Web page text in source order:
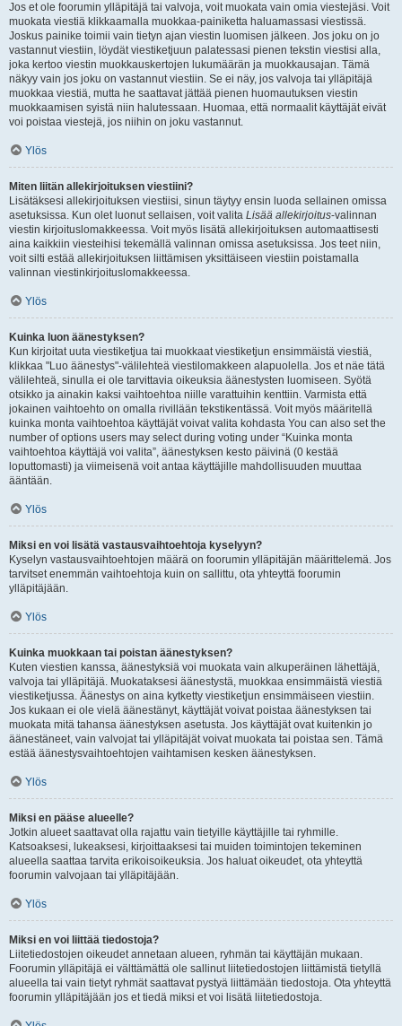
Jos et ole foorumin ylläpitäjä tai valvoja, voit muokata vain omia viestejäsi. Voit
muokata viestiä klikkaamalla muokkaa-painiketta haluamassasi viestissä.
Joskus painike toimii vain tietyn ajan viestin luomisen jälkeen. Jos joku on jo
vastannut viestiin, löydät viestiketjuun palatessasi pienen tekstin viestisi alla,
joka kertoo viestin muokkauskertojen lukumäärän ja muokkausajan. Tämä
näkyy vain jos joku on vastannut viestiin. Se ei näy, jos valvoja tai ylläpitäjä
muokkaa viestiä, mutta he saattavat jättää pienen huomautuksen viestin
muokkaamisen syistä niin halutessaan. Huomaa, että normaalit käyttäjät eivät
voi poistaa viestejä, jos niihin on joku vastannut.
Ylös
Miten liitän allekirjoituksen viestiini?
Lisätäksesi allekirjoituksen viestiisi, sinun täytyy ensin luoda sellainen omissa
asetuksissa. Kun olet luonut sellaisen, voit valita Lisää allekirjoitus-valinnan
viestin kirjoituslomakkeessa. Voit myös lisätä allekirjoituksen automaattisesti
aina kaikkiin viesteihisi tekemällä valinnan omissa asetuksissa. Jos teet niin,
voit silti estää allekirjoituksen liittämisen yksittäiseen viestiin poistamalla
valinnan viestinkirjoituslomakkeessa.
Ylös
Kuinka luon äänestyksen?
Kun kirjoitat uuta viestiketjua tai muokkaat viestiketjun ensimmäistä viestiä,
klikkaa "Luo äänestys"-välilehteä viestilomakkeen alapuolella. Jos et näe tätä
välilehteä, sinulla ei ole tarvittavia oikeuksia äänestysten luomiseen. Syötä
otsikko ja ainakin kaksi vaihtoehtoa niille varattuihin kenttiin. Varmista että
jokainen vaihtoehto on omalla rivillään tekstikentässä. Voit myös määritellä
kuinka monta vaihtoehtoa käyttäjät voivat valita kohdasta You can also set the
number of options users may select during voting under “Kuinka monta
vaihtoehtoa käyttäjä voi valita”, äänestyksen kesto päivinä (0 kestää
loputtomasti) ja viimeisenä voit antaa käyttäjille mahdollisuuden muuttaa
ääntään.
Ylös
Miksi en voi lisätä vastausvaihtoehtoja kyselyyn?
Kyselyn vastausvaihtoehtojen määrä on foorumin ylläpitäjän määrittelemä. Jos
tarvitset enemmän vaihtoehtoja kuin on sallittu, ota yhteyttä foorumin
ylläpitäjään.
Ylös
Kuinka muokkaan tai poistan äänestyksen?
Kuten viestien kanssa, äänestyksiä voi muokata vain alkuperäinen lähettäjä,
valvoja tai ylläpitäjä. Muokataksesi äänestystä, muokkaa ensimmäistä viestiä
viestiketjussa. Äänestys on aina kytketty viestiketjun ensimmäiseen viestiin.
Jos kukaan ei ole vielä äänestänyt, käyttäjät voivat poistaa äänestyksen tai
muokata mitä tahansa äänestyksen asetusta. Jos käyttäjät ovat kuitenkin jo
äänestäneet, vain valvojat tai ylläpitäjät voivat muokata tai poistaa sen. Tämä
estää äänestysvaihtoehtojen vaihtamisen kesken äänestyksen.
Ylös
Miksi en pääse alueelle?
Jotkin alueet saattavat olla rajattu vain tietyille käyttäjille tai ryhmille.
Katsoaksesi, lukeaksesi, kirjoittaaksesi tai muiden toimintojen tekeminen
alueella saattaa tarvita erikoisoikeuksia. Jos haluat oikeudet, ota yhteyttä
foorumin valvojaan tai ylläpitäjään.
Ylös
Miksi en voi liittää tiedostoja?
Liitetiedostojen oikeudet annetaan alueen, ryhmän tai käyttäjän mukaan.
Foorumin ylläpitäjä ei välttämättä ole sallinut liitetiedostojen liittämistä tietyllä
alueella tai vain tietyt ryhmät saattavat pystyä liittämään tiedostoja. Ota yhteyttä
foorumin ylläpitäjään jos et tiedä miksi et voi lisätä liitetiedostoja.